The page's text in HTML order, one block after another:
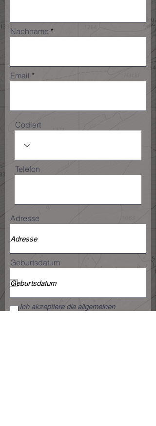
Nachname
Email
Codiert
Telefon
Adresse
Geburtsdatum
Ich akzeptiere die allgemeinen
Geschäftsbedingungen